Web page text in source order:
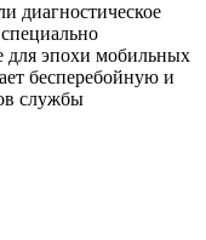
диагностическое
для эпохи мобильных
бесперебойную и
службы